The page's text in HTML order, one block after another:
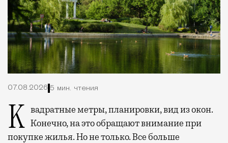
07.08.2026 5 мин. чтения
Квадратные метры, планировки, вид из окон. Конечно, на это обращают внимание при
покупке жилья. Но не только. Все больше